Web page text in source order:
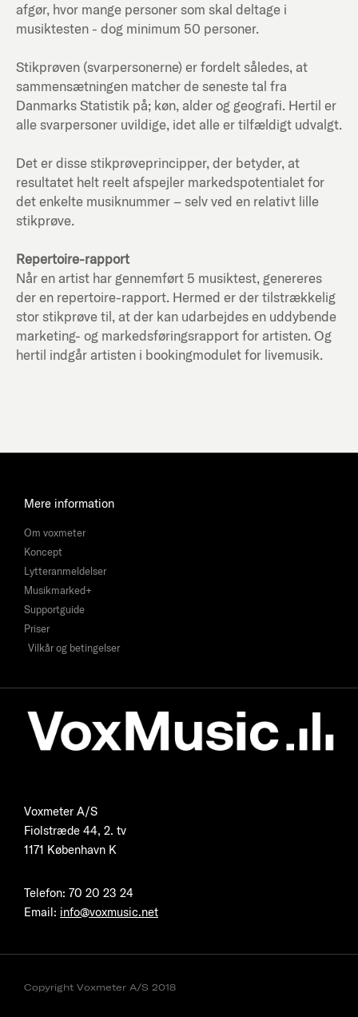
afgør, hvor mange personer som skal deltage i
musiktesten - dog minimum 50 personer.
Stikprøven (svarpersonerne) er fordelt således, at
sammensætningen matcher de seneste tal fra
Danmarks Statistik på; køn, alder og geografi. Hertil er
alle svarpersoner uvildige, idet alle er tilfældigt udvalgt.
Det er disse stikprøveprincipper, der betyder, at
resultatet helt reelt afspejler markedspotentialet for
det enkelte musiknummer – selv ved en relativt lille
stikprøve.
Repertoire-rapport
Når en artist har gennemført 5 musiktest, genereres
der en repertoire-rapport. Hermed er der tilstrækkelig
stor stikprøve til, at der kan udarbejdes en uddybende
marketing- og markedsføringsrapport for artisten. Og
hertil indgår artisten i bookingmodulet for livemusik.
Mere information
Om voxmeter
Koncept
Lytteranmeldelser
Musikmarked+
Supportguide
Priser
Vilkår og betingelser
Voxmeter A/S
Fiolstræde 44, 2. tv
1171 København K
Telefon: 70 20 23 24
Email: info@voxmusic.net
Copyright Voxmeter A/S 2018